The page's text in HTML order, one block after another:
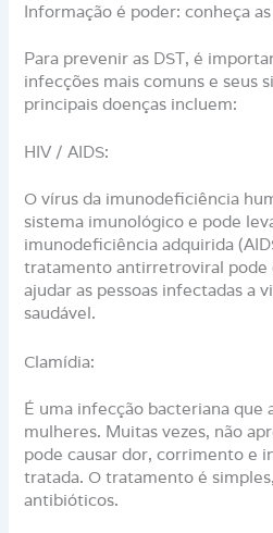
Informação é poder: conheça
Para prevenir as DST, é
infecções mais comuns e seus
principais doenças incluem:
HIV / AIDS:
O vírus da imunodeficiência
sistema imunológico e pode
imunodeficiência adquirida
tratamento antirretroviral pode
ajudar as pessoas infectadas a
saudável.
Clamídia:
É uma infecção bacteriana que
mulheres. Muitas vezes, não
pode causar dor, corrimento e
tratada. O tratamento é
antibióticos.